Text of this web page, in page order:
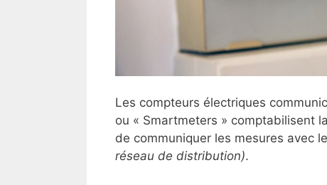
Les compteurs électriques
ou « Smartmeters » comptabilisent
de communiquer les mesures avec
réseau de distribution).